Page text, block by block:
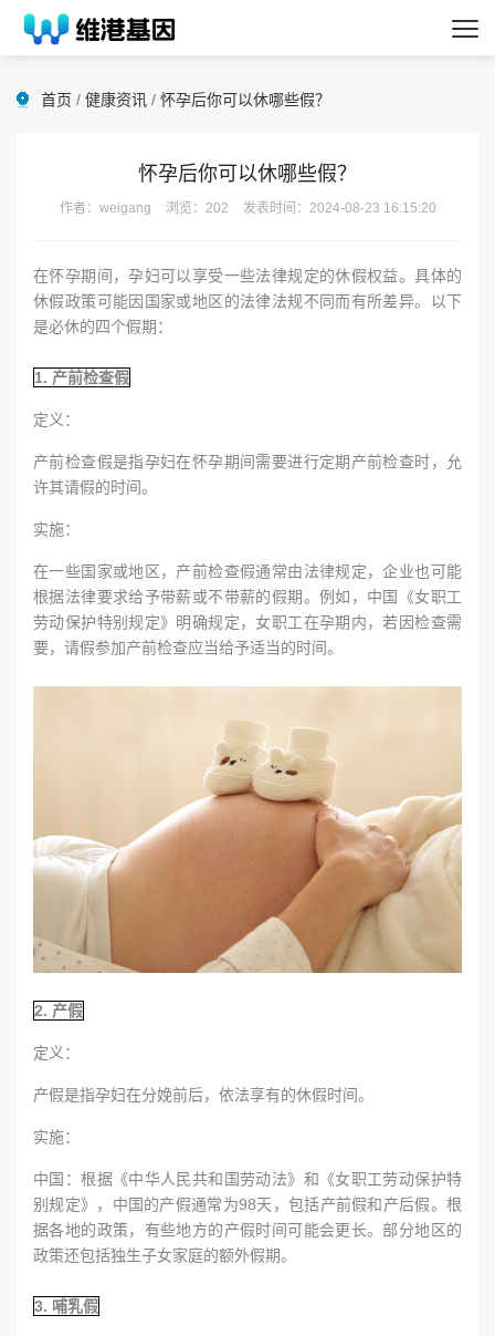
首页 / 健康资讯 / 怀孕后你可以休哪些假？
怀孕后你可以休哪些假？
作者：weigang 浏览：202 发表时间：2024-08-23 16:15:20
在怀孕期间，孕妇可以享受一些法律规定的休假权益。具体的
休假政策可能因国家或地区的法律法规不同而有所差异。以下
是必休的四个假期：
1. 产前检查假
定义：
产前检查假是指孕妇在怀孕期间需要进行定期产前检查时，允
许其请假的时间。
实施：
在一些国家或地区，产前检查假通常由法律规定，企业也可能
根据法律要求给予带薪或不带薪的假期。例如，中国《女职工
劳动保护特别规定》明确规定，女职工在孕期内，若因检查需
要，请假参加产前检查应当给予适当的时间。
2. 产假
定义：
产假是指孕妇在分娩前后，依法享有的休假时间。
实施：
中国：根据《中华人民共和国劳动法》和《女职工劳动保护特
别规定》，中国的产假通常为98天，包括产前假和产后假。根
据各地的政策，有些地方的产假时间可能会更长。部分地区的
政策还包括独生子女家庭的额外假期。
3. 哺乳假